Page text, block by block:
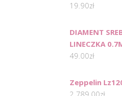
19.90zł
DIAMENT
LINECZKA
49.00zł
Zeppelin
2 789.00zł